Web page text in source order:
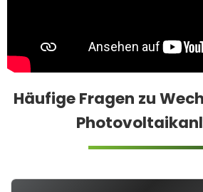
Häufige Fragen zu